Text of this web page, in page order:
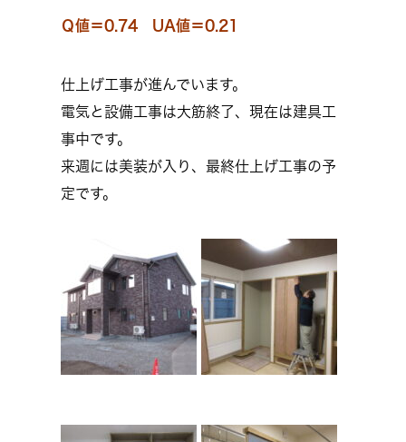
Ｑ値＝0.74 UA値＝0.21
仕上げ工事が進んでいます。
電気と設備工事は大筋終了、現在は建具工
事中です。
来週には美装が入り、最終仕上げ工事の予
定です。